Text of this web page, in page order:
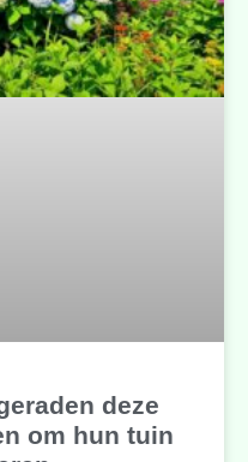
deze
om hun tuin